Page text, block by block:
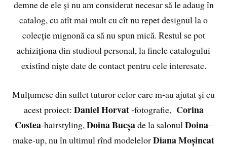
demne de ele și nu am considerat necesar să le adaug în
catalog, cu atît mai mult cu cît nu repet designul la o
colecție mignonă ca să nu spun mică. Restul se pot
achiziționa din studioul personal, la finele catalogului
existînd niște date de contact pentru cele interesate.
Mulțumesc din suflet tuturor celor care m-au ajutat și cu
acest proiect: Daniel Horvat-fotografie, Corina
Costea-hairstyling, Doina Bucșade la salonul Doina–
make-up, nu în ultimul rînd modelelorDiana Moșincat